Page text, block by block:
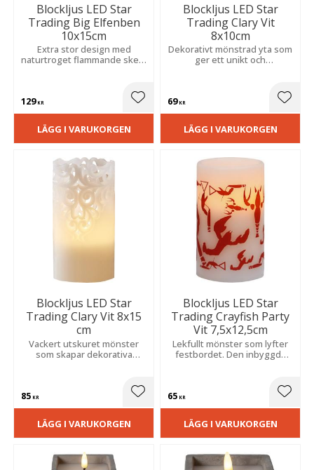
Blockljus LED Star
Trading Big Elfenben
10x15cm
Extra stor design med
naturtroget flammande sken.
129KR Lägg till i favoriter
LÄGG I VARUKORGEN
Blockljus LED Star
Trading Clary Vit
8x10cm
Dekorativt mönstrad yta som
ger ett unikt och
automatiskt för en trygg och
69KR
LÄGG I VARUKORGEN
Blockljus LED Star
Trading Clary Vit 8x15
cm
Vackert utskuret mönster
som skapar dekorativa
stämningsfull miljö varje dag.
85 KR Lägg till i favoriter
LÄGG I VARUKORGEN
Blockljus LED Star
Trading Crayfish Party
Vit 7,5x12,5cm
Lekfullt mönster som lyfter
festbordet. Den inbyggda
65 KR
LÄGG I VARUKORGEN